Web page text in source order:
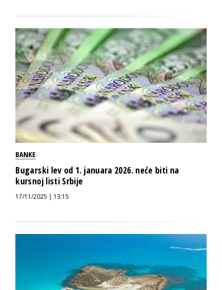
BANKE
Bugarski lev od 1. januara 2026. neće biti na
kursnoj listi Srbije
17/11/2025 | 13:15